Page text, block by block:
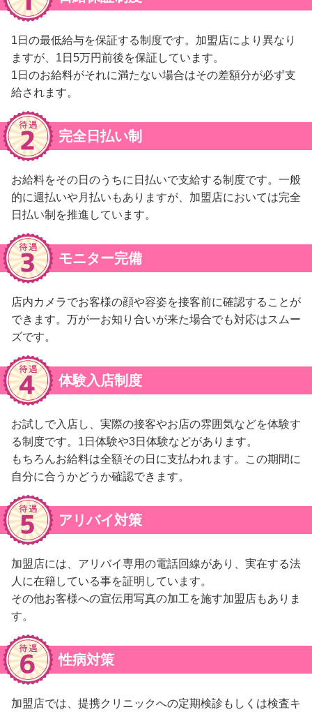
1日の最低給与を保証する制度です。加盟店により異なり
ますが、1日5万円前後を保証しています。
1日のお給料がそれに満たない場合はその差額分が必ず支
給されます。
完全日払い制
お給料をその日のうちに日払いで支給する制度です。一般
的に週払いや月払いもありますが、加盟店においては完全
日払い制を推進しています。
モニター完備
店内カメラでお客様の顔や容姿を接客前に確認することが
できます。万が一お知り合いが来た場合でも対応はスムー
ズです。
体験入店制度
お試しで入店し、実際の接客やお店の雰囲気などを体験す
る制度です。1日体験や3日体験などがあります。
もちろんお給料は全額その日に支払われます。この期間に
自分に合うかどうか確認できます。
アリバイ対策
加盟店には、アリバイ専用の電話回線があり、実在する法
人に在籍している事を証明しています。
その他お客様への宣伝用写真の加工を施す加盟店もありま
す。
性病対策
加盟店では、提携クリニックへの定期検診もしくは検査キ